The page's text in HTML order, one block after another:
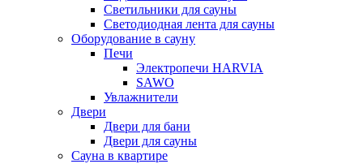
Светильники для сауны
Светодиодная лента для сауны
Оборудование в сауну
Печи
Электропечи HARVIA
SAWO
Увлажнители
Двери
Двери для бани
Двери для сауны
Сауна в квартире